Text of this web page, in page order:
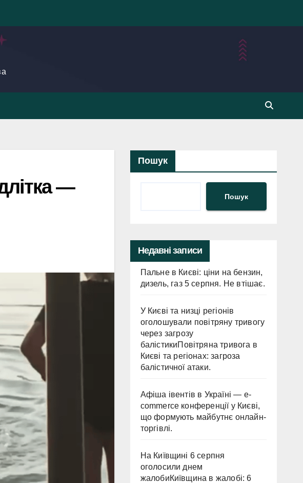
—
Пошук
Пошук
Недавні записи
Пальне в Києві: ціни на бензин,
дизель, газ 5 серпня. Не втішає.
У Києві та низці регіонів
оголошували повітряну тривогу
через загрозу
балістикиПовітряна тривога в
Києві та регіонах: загроза
балістичної атаки.
Афіша івентів в Україні — e-
commerce конференції у Києві,
що формують майбутнє онлайн-
торгівлі.
На Київщині 6 серпня
оголосили днем
жалобиКиївщина в жалобі: 6